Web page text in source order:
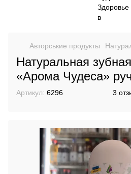
Авторськие продукты
Натуральная
«Арома Чудеса»
Артикул: 6296 3